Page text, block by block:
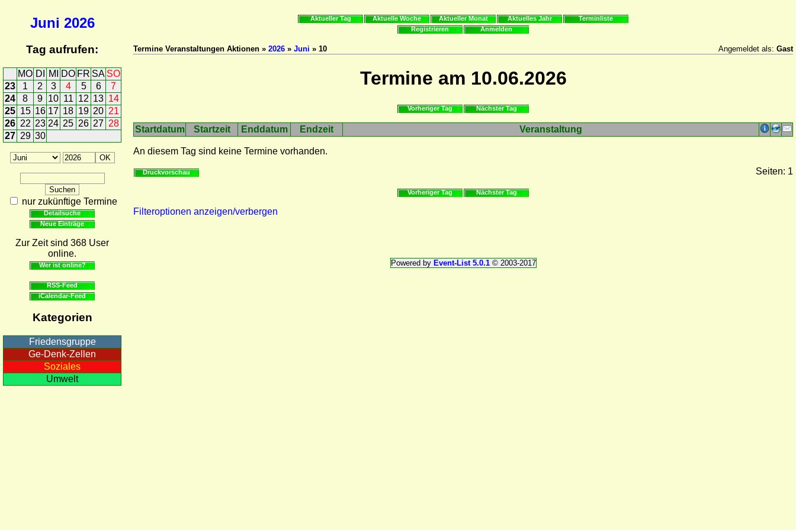
Juni 2026
Tag aufrufen:
MO DI MI DO FR SA SO
23
1 2 3 4 5 6
7
24
8 9 10 11 12 13 14
25 15 16 17 18 19 20 21
26 22 23 24 25 26 27 28
27 29 30
nur zukünftige Termine
Detailsuche
Neue Einträge
Zur Zeit sind 368 User
online.
Wer ist online?
RSS-Feed
iCalendar-Feed
Kategorien
Friedensgruppe
Ge-Denk-Zellen
Soziales
Umwelt
Aktueller Tag Aktuelle Woche Aktueller Monat Aktuelles Jahr
Terminliste
Registrieren
Anmelden
Termine Veranstaltungen Aktionen » 2026 » Juni » 10 Angemeldet als: Gast
Termine am 10.06.2026
Vorheriger Tag Nächster Tag
Startdatum Startzeit Enddatum Endzeit Veranstaltung
An diesem Tag sind keine Termine vorhanden.
Druckvorschau Seiten: 1
Vorheriger Tag Nächster Tag
Filteroptionen anzeigen/verbergen
Powered by Event-List 5.0.1© 2003-2017